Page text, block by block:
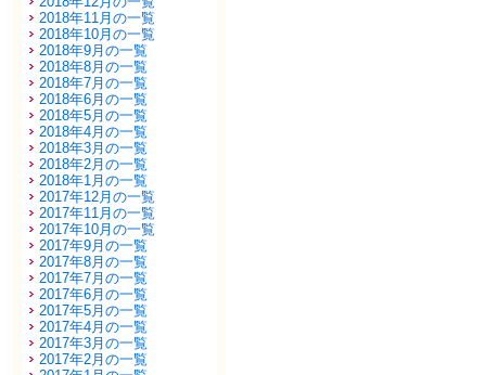
2018年11月の一覧
2018年10月の一覧
2018年9月の一覧
2018年8月の一覧
2018年7月の一覧
2018年6月の一覧
2018年5月の一覧
2018年4月の一覧
2018年3月の一覧
2018年2月の一覧
2018年1月の一覧
2017年12月の一覧
2017年11月の一覧
2017年10月の一覧
2017年9月の一覧
2017年8月の一覧
2017年7月の一覧
2017年6月の一覧
2017年5月の一覧
2017年4月の一覧
2017年3月の一覧
2017年2月の一覧